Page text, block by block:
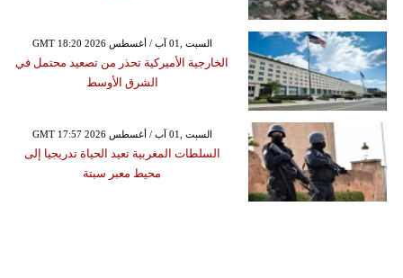
GMT 18:20 2026 السبت ,01 آب / أغسطس
الخارجية الأميركية تحذر من تصعيد محتمل في
الشرق الأوسط
GMT 17:57 2026 السبت ,01 آب / أغسطس
السلطات المغربية تعيد الحياة تدريجيا إلى
محيط معبر سبتة